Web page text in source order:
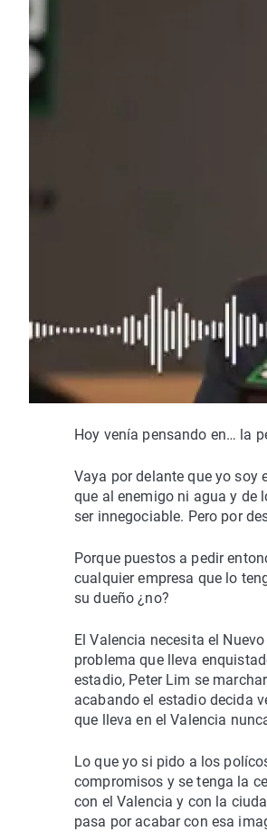
Hoy venía pensando en… la
Vaya por delante que yo soy
que al enemigo ni agua y de
ser innegociable. Pero por
Porque puestos a pedir
cualquier empresa que lo
su dueño ¿no?
El Valencia necesita el
problema que lleva
estadio, Peter Lim se
acabando el estadio decida
que lleva en el Valencia
Lo que yo si pido a los
compromisos y se tenga la
con el Valencia y con la
pasa por acabar con esa